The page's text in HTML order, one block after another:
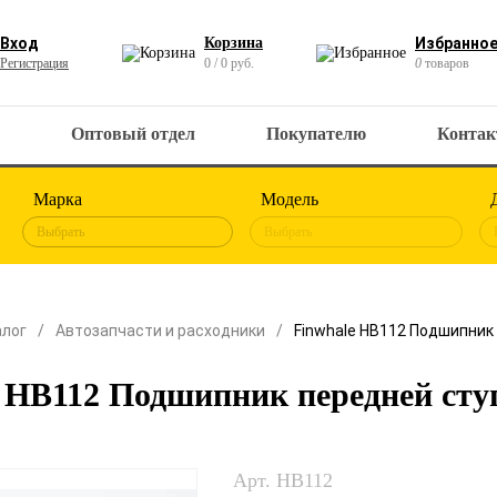
Вход
Регистрация
Корзина
0 / 0 руб.
Избранное
0 товаров
Оптовый отдел Покупателю
Марка
Выбрать
Модель
Выбрать
Автозапчасти и расходники Finwhale HB112
Подшипник передней
Арт. HB112